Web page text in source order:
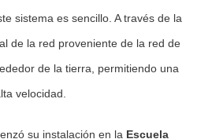
sistema es sencillo. A través de la
de la red proveniente de la red de
de la tierra, permitiendo una
velocidad.
su instalación en la Escuela